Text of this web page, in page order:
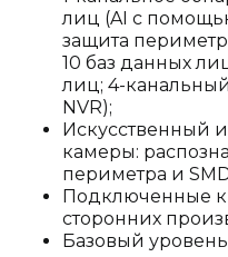
лиц (AI с
защита
10 баз данных
лиц; 4-
NVR);
Искусственный
камеры:
периметра и
Подключенные
сторонних
Базовый уровень